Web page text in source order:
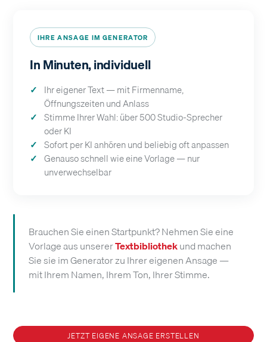
IHRE ANSAGE IM GENERATOR
In Minuten, individuell
Ihr eigener Text — mit Firmenname,
Öffnungszeiten und Anlass
Stimme Ihrer Wahl: über 500 Studio-Sprecher
oder KI
Sofort per KI anhören und beliebig oft anpassen
Genauso schnell wie eine Vorlage — nur
unverwechselbar
Brauchen Sie einen Startpunkt? Nehmen Sie eine
Vorlage aus unsererTextbibliothekund machen
Sie sie im Generator zu Ihrer eigenen Ansage —
mit Ihrem Namen, Ihrem Ton, Ihrer Stimme.
JETZT EIGENE ANSAGE ERSTELLEN